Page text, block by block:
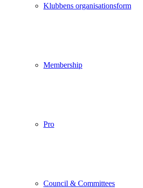
Klubbens organisationsform
Membership
Pro
Council & Committees